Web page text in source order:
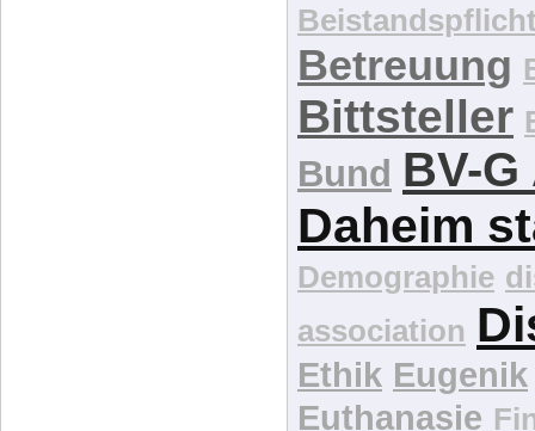
Betreuung
Bittsteller
Bund BV-
Daheim
Demographie
association
Ethik Eugenik
Euthanasie